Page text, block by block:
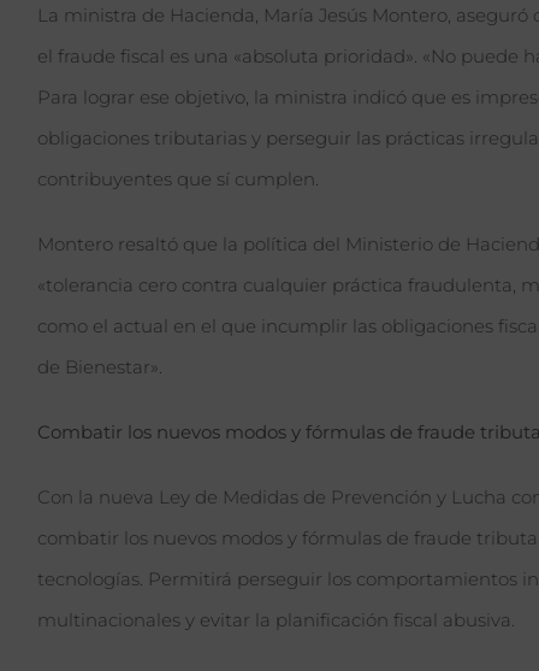
La ministra de Hacienda, María Jesús Montero,
el fraude fiscal es una «absoluta prioridad». «No puede
Para lograr ese objetivo, la ministra indicó que es
obligaciones tributarias y perseguir las prácticas
contribuyentes que sí cumplen.
Montero resaltó que la política del Ministerio de
«tolerancia cero contra cualquier práctica fraudulenta,
como el actual en el que incumplir las obligaciones
de Bienestar».
Combatir los nuevos modos y fórmulas de fraude
Con la nueva Ley de Medidas de Prevención y Lucha
combatir los nuevos modos y fórmulas de fraude
tecnologías. Permitirá perseguir los comportamientos
multinacionales y evitar la planificación fiscal abusiva.